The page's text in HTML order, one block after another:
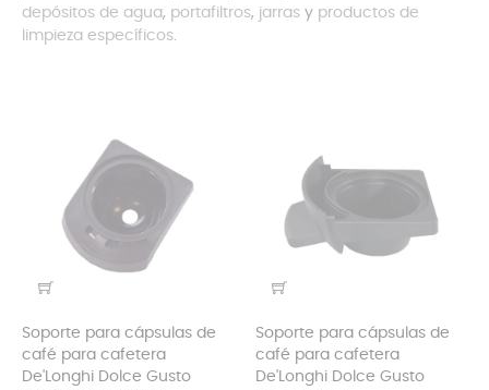
depósitos de agua, portafiltros, jarras y productos de
limpieza específicos.
Soporte para cápsulas de
café para cafetera
De'Longhi Dolce Gusto
Soporte para cápsulas de
café para cafetera
De'Longhi Dolce Gusto